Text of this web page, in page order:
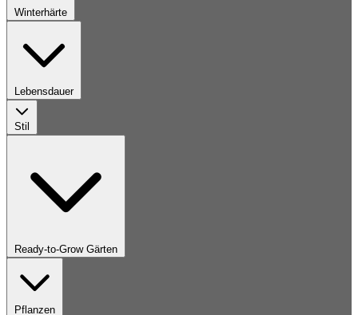
Winterhärte
Lebensdauer
Stil
Ready-to-Grow Gärten
Pflanzen